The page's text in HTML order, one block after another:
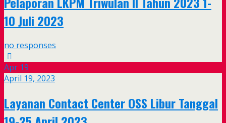
10 Juli 2023
no responses
Apr 19
April 19, 2023
Layanan Contact Center OSS Libur Tanggal